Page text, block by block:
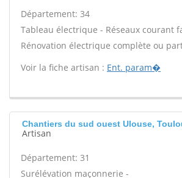
Département: 34
Tableau électrique - Réseaux courant
Rénovation électrique complète ou
Voir la fiche artisan : Ent. param�
Chantiers du sud ouest Ulouse,
Artisan
Département: 31
Surélévation maçonnerie -